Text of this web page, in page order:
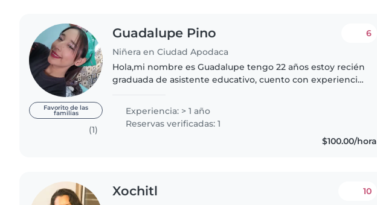
Favorito de las
familias
(1)
Guadalupe Pino
Niñera en Ciudad Apodaca
6
Hola,mi nombre es Guadalupe tengo 22 años estoy recién
graduada de asistente educativo, cuento con experiencia
capacitación de..
Experiencia: > 1 año
Reservas verificadas: 1
$100.00/hora
Xochitl 10